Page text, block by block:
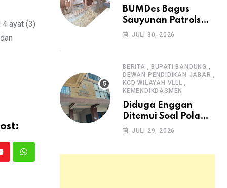
ayat (3)
Whatsapp
BUMDes Bagus
Sauyunan Patrolsari
Alokasikan 20
untuk Ketahanan
Pangan Hewani dan
Nabati
JULI 30, 2026
BERITA , BUPATI BANDUNG ,
DEWAN PENDIDIKAN JABAR ,
KCD WILAYAH VLLL ,
KEMENDIKDASMEN
Diduga Enggan
Ditemui Soal Pola
SPMB, Kepsek SMAN
JULI 29, 2026